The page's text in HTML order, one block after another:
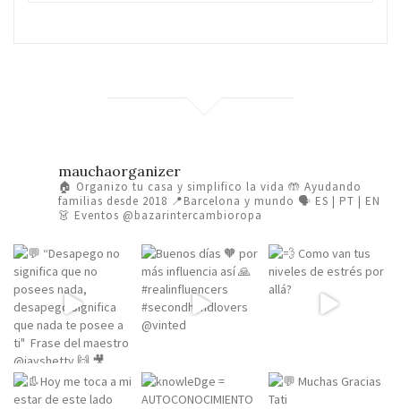
mauchaorganizer
🏠 Organizo tu casa y simplifico la vida 🤲 Ayudando
familias desde 2018 📍Barcelona y mundo 🗣️ ES | PT | EN
👗 Eventos @bazarintercambioropa